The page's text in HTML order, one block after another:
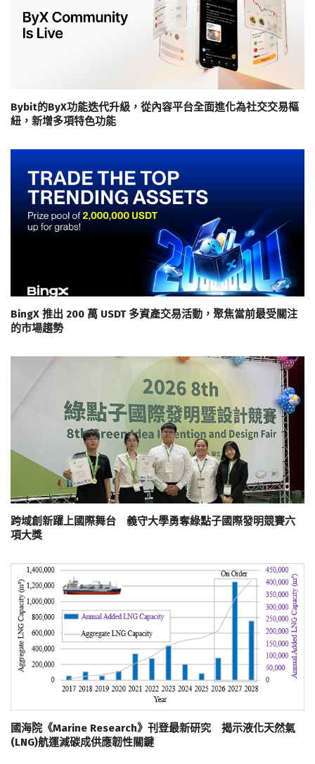
Bybit的ByX功能迭代升級，從內容平台全面進化為社交交易樞
紐，新增多項特色功能
BingX 推出 200 萬 USDT 多資產交易活動，聚焦當前最受關注
的市場趨勢
跨域創新躍上國際舞台 義守大學勇奪綠點子國際發明競賽六
項大獎
國海院《Marine Research》刊登最新研究 揭示液化天然氣
(LNG)航運減碳成供應韌性關鍵